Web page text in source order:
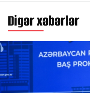
Digər xəbərlər